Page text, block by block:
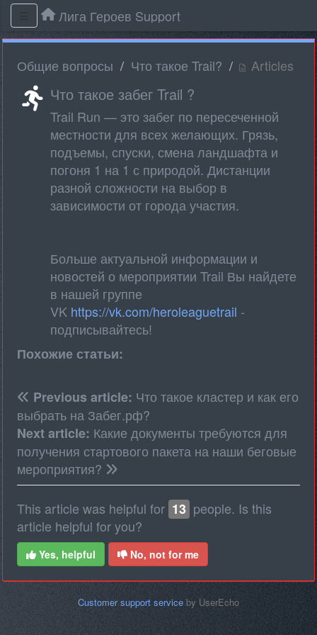
Лига Героев Support
Общие вопросы Что такое Trail? Articles
Что такое забег Trail ?
Trail Run — это забег по пересеченной
местности для всех желающих. Грязь,
подъемы, спуски, смена ландшафта и
погоня 1 на 1 с природой. Дистанции
разной сложности на выбор в
зависимости от города участия.
Больше актуальной информации и
новостей о мероприятии Trail Вы найдете
в нашей группе
VK https://vk.com/heroleaguetrail -
подписывайтесь!
Похожие статьи:
Previous article: Что такое кластер и как его
выбрать на Забег.рф?
Next article: Какие документы требуются для
получения стартового пакета на наши беговые
мероприятия?
This article was helpful for 13 people. Is this
article helpful for you?
Yes, helpful No, not for me
Customer support service by UserEcho